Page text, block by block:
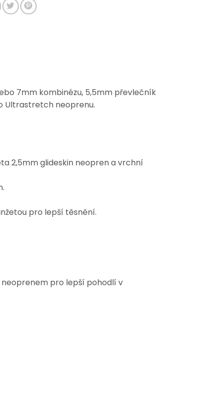
7mm kombinézu, 5,5mm převlečník
Ultrastretch neoprenu.
2,5mm glideskin neopren a vrchní
pro lepší těsnění.
pro lepší pohodlí v